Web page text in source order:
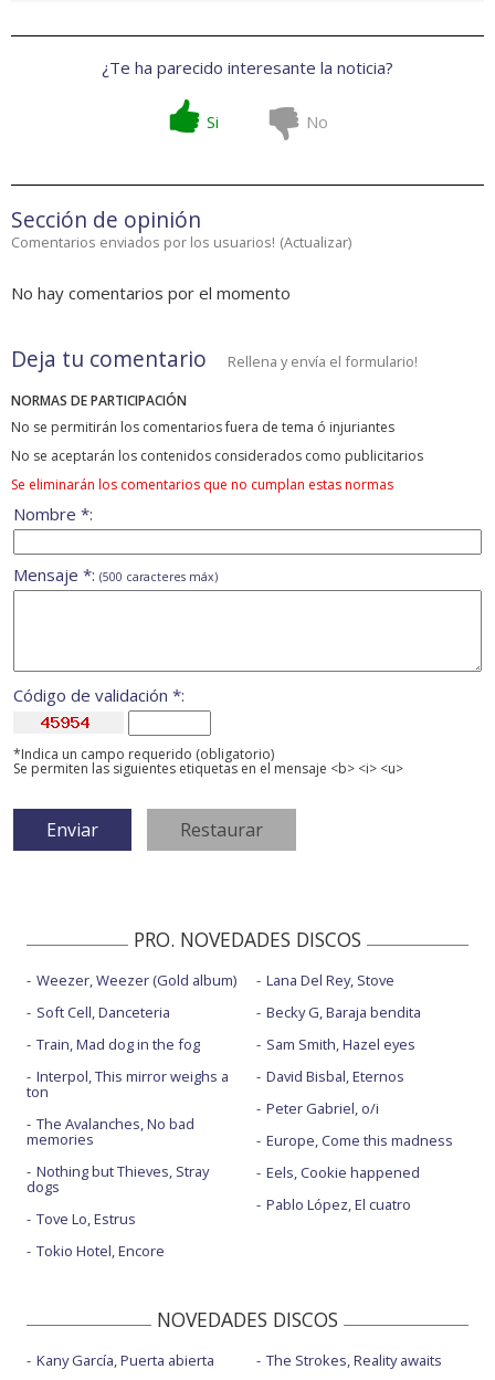
¿Te ha parecido interesante la noticia?
Si No
Sección de opinión
Comentarios enviados por los usuarios! (Actualizar)
No hay comentarios por el momento
Deja tu comentario Rellena y envía el formulario!
NORMAS DE PARTICIPACIÓN
No se permitirán los comentarios fuera de tema ó injuriantes
No se aceptarán los contenidos considerados como publicitarios
Se eliminarán los comentarios que no cumplan estas normas
Nombre *:
Mensaje *: (500 caracteres máx)
Código de validación *:
*Indica un campo requerido (obligatorio)
Se permiten las siguientes etiquetas en el mensaje <b> <i> <u>
PRO. NOVEDADES DISCOS
Weezer, Weezer (Gold album)
Soft Cell, Danceteria
Train, Mad dog in the fog
Interpol, This mirror weighs a
ton
The Avalanches, No bad
memories
Nothing but Thieves, Stray
dogs
Tove Lo, Estrus
Tokio Hotel, Encore
Lana Del Rey, Stove
Becky G, Baraja bendita
Sam Smith, Hazel eyes
David Bisbal, Eternos
Peter Gabriel, o/i
Europe, Come this madness
Eels, Cookie happened
Pablo López, El cuatro
NOVEDADES DISCOS
Kany García, Puerta abierta
The Strokes, Reality awaits